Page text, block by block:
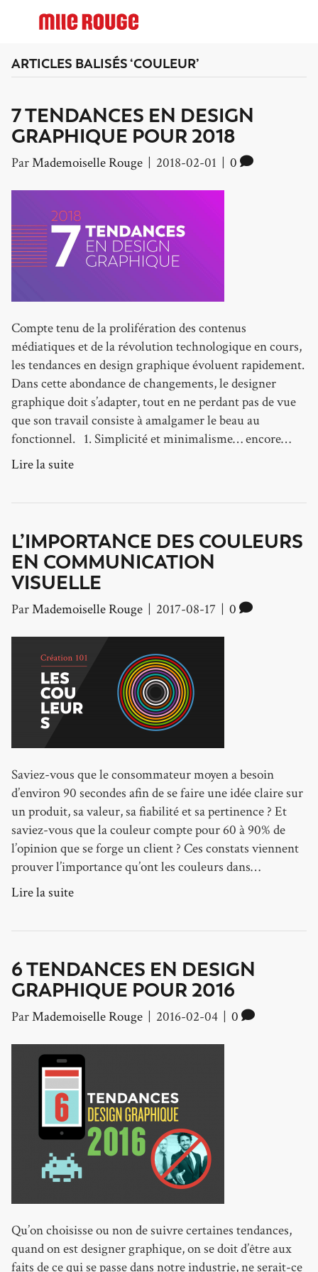
ARTICLES BALISÉS ‘COULEUR’
7 TENDANCES EN DESIGN
GRAPHIQUE POUR 2018
ParMademoiselle Rouge | 2018-02-01 | 0
Compte tenu de la prolifération des contenus
médiatiques et de la révolution technologique en cours,
les tendances en design graphique évoluent rapidement.
Dans cette abondance de changements, le designer
graphique doit s’adapter, tout en ne perdant pas de vue
que son travail consiste à amalgamer le beau au
fonctionnel. 1. Simplicité et minimalisme… encore…
Lire la suite
L’IMPORTANCE DES COULEURS
EN COMMUNICATION
VISUELLE
ParMademoiselle Rouge | 2017-08-17 | 0
Saviez-vous que le consommateur moyen a besoin
d’environ 90 secondes afin de se faire une idée claire sur
un produit, sa valeur, sa fiabilité et sa pertinence ? Et
saviez-vous que la couleur compte pour 60 à 90% de
l’opinion que se forge un client ? Ces constats viennent
prouver l’importance qu’ont les couleurs dans…
Lire la suite
6 TENDANCES EN DESIGN
GRAPHIQUE POUR 2016
ParMademoiselle Rouge | 2016-02-04 | 0
Qu’on choisisse ou non de suivre certaines tendances,
quand on est designer graphique, on se doit d’être aux
faits de ce qui se passe dans notre industrie, ne serait-ce